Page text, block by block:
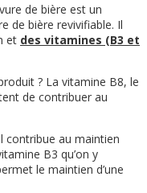
de bière est un
de bière revivifiable. Il
et des vitamines (B3 et
? La vitamine B8, le
de contribuer au
contribue au maintien
B3 qu’on y
le maintien d’une